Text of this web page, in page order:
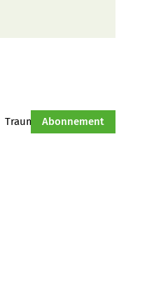
Traumtraktor Hof-Management
Abonnement